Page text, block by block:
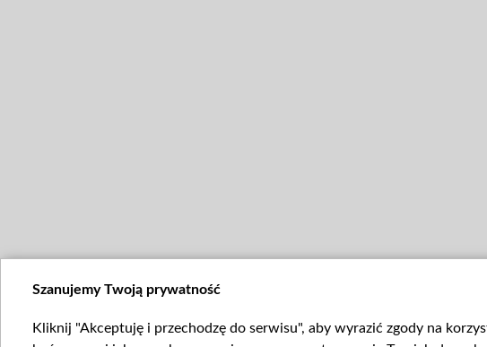
Szanujemy Twoją prywatność
Kliknij "Akceptuję i przechodzę do serwisu", aby wyrazić zgody na